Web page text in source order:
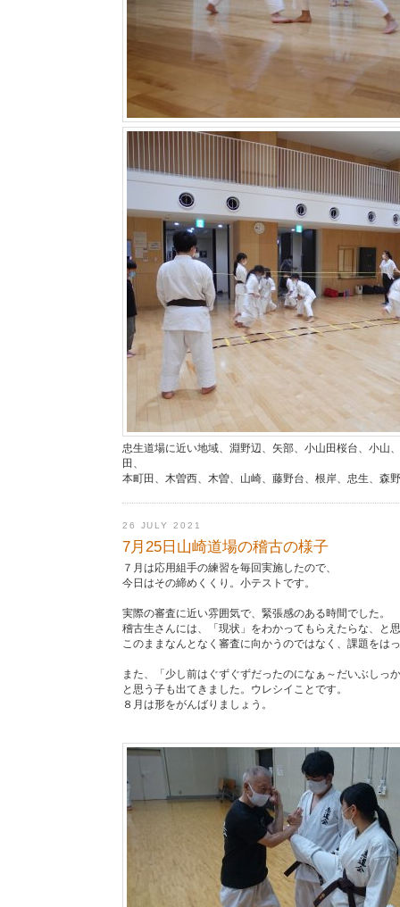
忠生道場に近い地域、淵野辺、矢部、小山田桜台、小山
田、
本町田、木曽西、木曽、山崎、藤野台、根岸、忠生、森
26 JULY 2021
7月25日山崎道場の稽古の様子
７月は応用組手の練習を毎回実施したので、
今日はその締めくくり。小テストです。
実際の審査に近い雰囲気で、緊張感のある時間でした。
稽古生さんには、「現状」をわかってもらえたらな、と
このままなんとなく審査に向かうのではなく、課題をは
また、「少し前はぐずぐずだったのになぁ～だいぶしっ
と思う子も出てきました。ウレシイことです。
８月は形をがんばりましょう。